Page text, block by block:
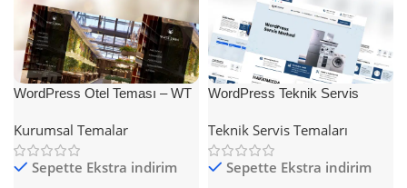
WordPress Otel Teması – WT
Kurumsal Temalar
Sepette Ekstra indirim
WordPress Teknik Servis
Teknik Servis Temaları
Sepette Ekstra indirim